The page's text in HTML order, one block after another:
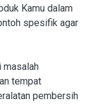
Kamu dalam
spesifik agar
masalah
tempat
pembersih